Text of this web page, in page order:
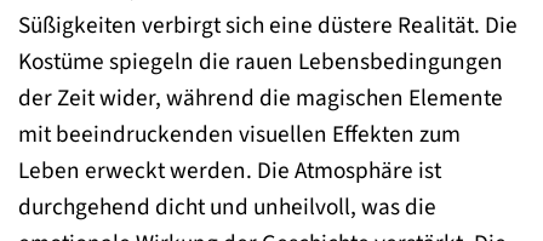
Süßigkeiten verbirgt sich eine düstere Realität. Die
Kostüme spiegeln die rauen Lebensbedingungen
der Zeit wider, während die magischen Elemente
mit beeindruckenden visuellen Effekten zum
Leben erweckt werden. Die Atmosphäre ist
durchgehend dicht und unheilvoll, was die